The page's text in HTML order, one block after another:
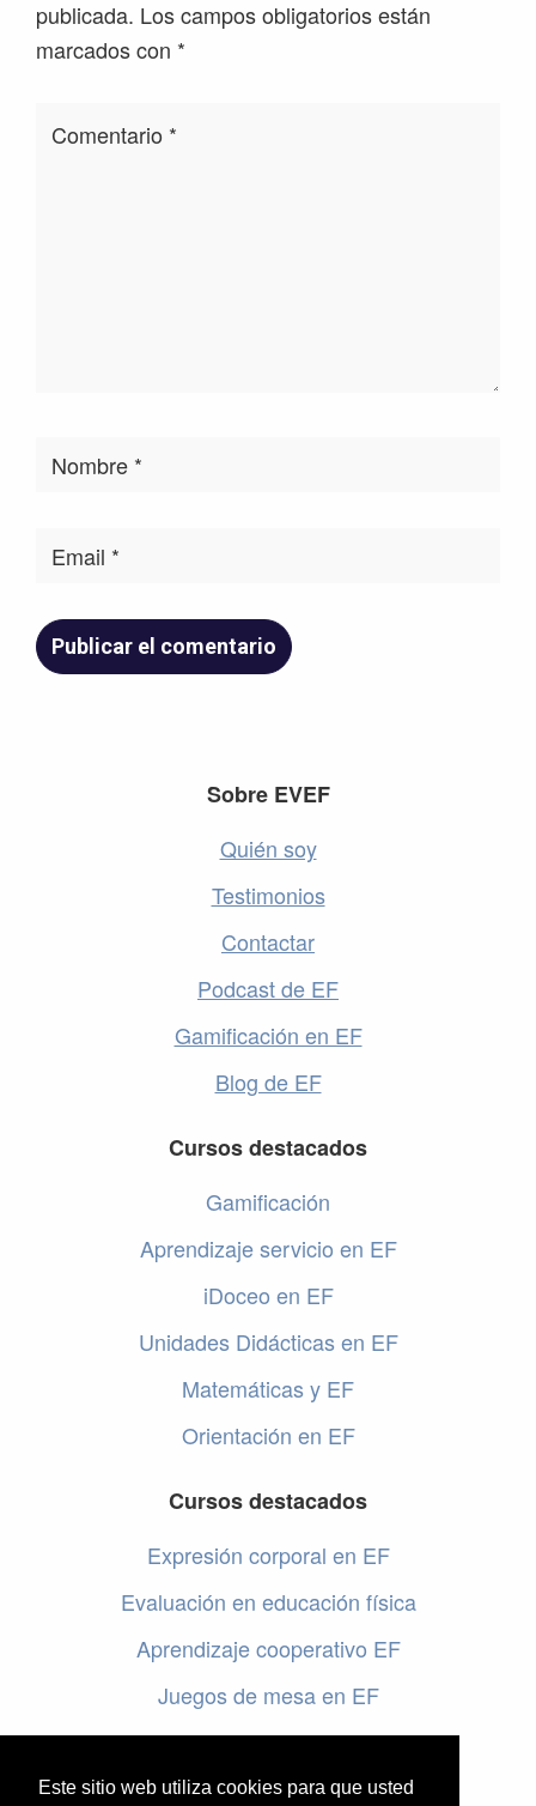
Este sitio web utiliza cookies para que usted
publicada. Los campos obligatorios están
marcados con *
Sobre EVEF
Quién soy
Testimonios
Contactar
Podcast de EF
Gamificación en EF
Blog de EF
Cursos destacados
Gamificación
Aprendizaje servicio en EF
iDoceo en EF
Unidades Didácticas en EF
Matemáticas y EF
Orientación en EF
Cursos destacados
Expresión corporal en EF
Evaluación en educación física
Aprendizaje cooperativo EF
Juegos de mesa en EF
Programar en EF
Cursos online de educación física